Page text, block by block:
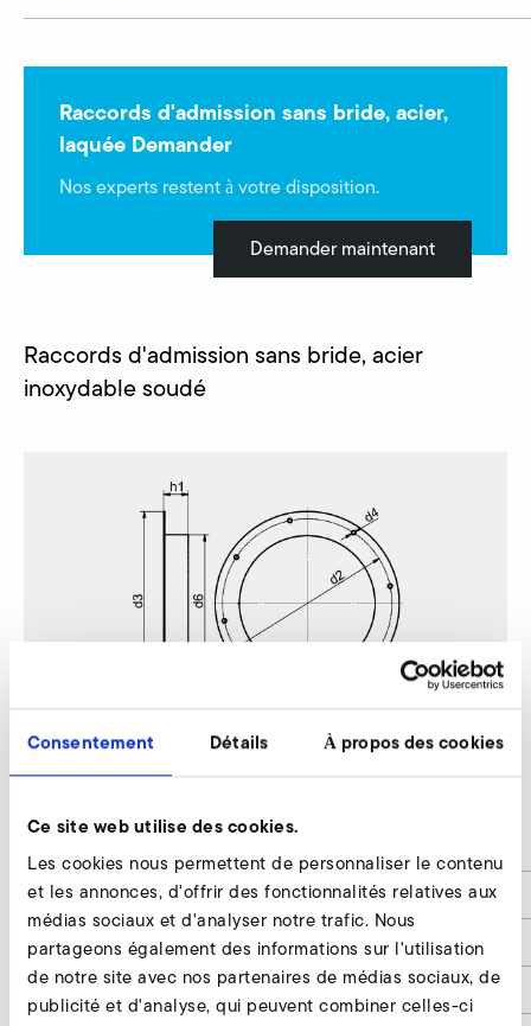
Consentement Détails À propos des cookies
Ce site web utilise des cookies.
Les cookies nous permettent de personnaliser le contenu
et les annonces, d'offrir des fonctionnalités relatives aux
médias sociaux et d'analyser notre trafic. Nous
partageons également des informations sur l'utilisation
de notre site avec nos partenaires de médias sociaux, de
publicité et d'analyse, qui peuvent combiner celles-ci
Raccords d'admission sans bride, acier,
laquée Demander
Nos experts restent à votre disposition.
Demander maintenant
Raccords d'admission sans bride, acier
inoxydable soudé
S-MP 540/60
d3
d4
d6
320
8 x 7
224